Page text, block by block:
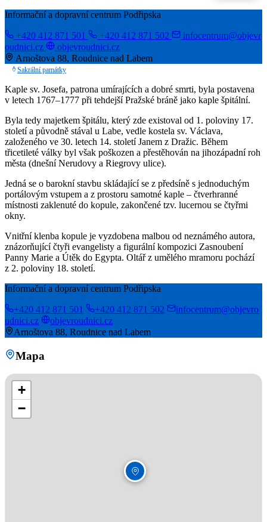
Informační a dopravní centrum Podřipska
+420 412 871 501 +420 412 871 502
infocentrum@objevr
oudnici.cz
objevroudnici.cz
Arnoštova 88, Roudnice nad Labem
Sakrální památky
Kaple sv. Josefa, patrona umírajících a dobré smrti, byla postavena
v letech 1767–1777 při tehdejší Pražské bráně jako kaple špitální.
Byla tedy majetkem špitálu, který zde existoval od 1. poloviny 17.
století a původně stával u Labe, vedle kostela sv. Václava,
založeného ve 30. letech 14. století Janem z Dražic. Během
třicetileté války byl však poškozen a přestěhován na jihozápadní roh
města (dnešní Nerudovy a Riegrovy ulice).
Jedná se o barokní stavbu skládající se z předsíně s jednoduchým
portálovým vstupem a z prostoru samotné kaple – čtverhranné
místnosti zaklenuté do kopule, zakončené tzv. lucernou se čtyřmi
okny.
Vnitřní klenba kopule je vyzdobena malbou od neznámého autora,
znázorňující čtyři evangelisty a figurální kompozici Zasnoubení
Panny Marie a Útěk do Egypta. Oltář z umělého mramoru pochází
z 2. poloviny 18. století.
Informační a dopravní centrum Podřipska
+420 412 871 501 +420 412 871 502
infocentrum@objevro
udnici.cz
objevroudnici.cz
Arnoštova 88, Roudnice nad Labem
Mapa
+
−